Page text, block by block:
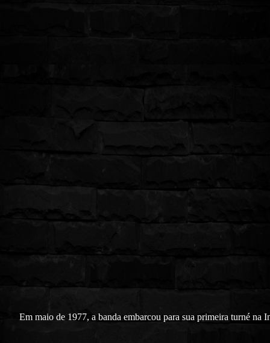
Em maio de 1977, a banda embarcou para sua primeira turné na